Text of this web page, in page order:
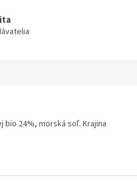
bio 24%, morská soľ. Krajina